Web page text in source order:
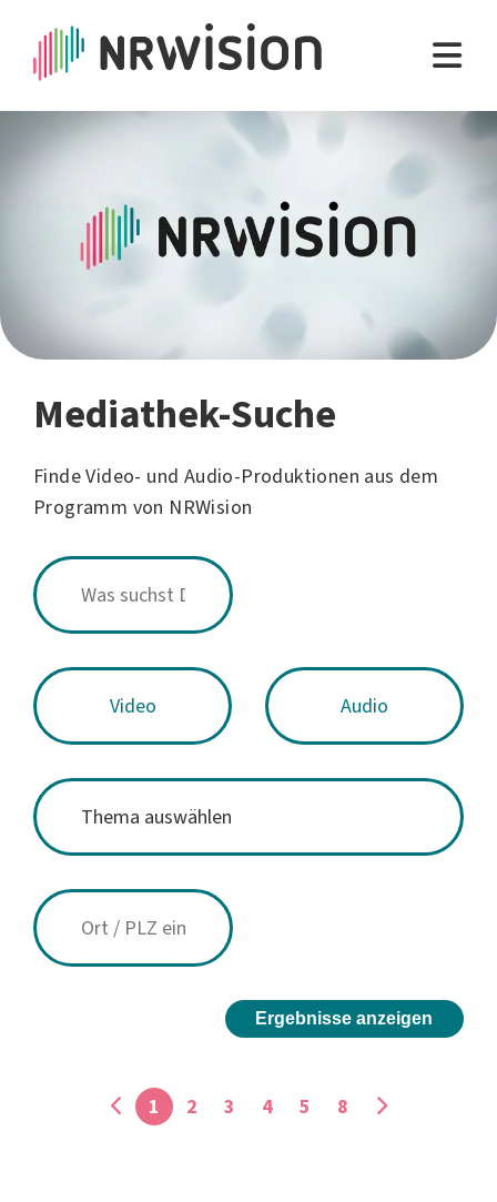
Mediathek-Suche
Finde Video- und Audio-Produktionen aus dem
Programm von NRWision
Video Audio
Ergebnisse anzeigen
1 2 3 4 5 8